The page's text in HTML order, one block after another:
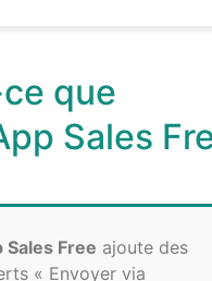
que
Sales
Free ajoute des
« Envoyer via